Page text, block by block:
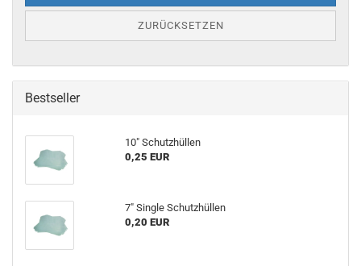
ZURÜCKSETZEN
Bestseller
10" Schutzhüllen
0,25 EUR
7" Single Schutzhüllen
0,20 EUR